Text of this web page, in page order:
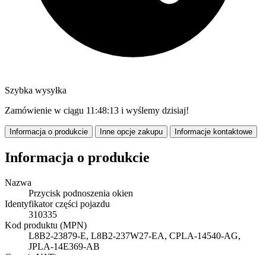
Szybka wysyłka
Zamówienie w ciągu 11:48:12 i wyślemy dzisiaj!
Informacja o produkcie Inne opcje zakupu Informacje kontaktowe
Informacja o produkcie
Nazwa
Przycisk podnoszenia okien
Identyfikator części pojazdu
310335
Kod produktu (MPN)
L8B2-23879-E, L8B2-237W27-EA, CPLA-14540-AG,
JPLA-14E369-AB